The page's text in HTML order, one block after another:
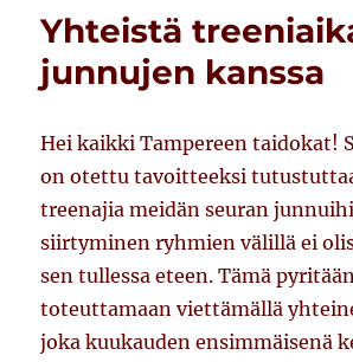
Yhteistä
junnujen kanssa
Hei kaikki Tampereen taidokat!
on otettu tavoitteeksi
treenajia meidän seuran
siirtyminen ryhmien välillä ei
sen tullessa eteen. Tämä
toteuttamaan viettämällä
joka kuukauden ensimmäisenä